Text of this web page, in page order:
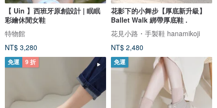
【 Uin 】西班牙原創設計 | 眠眠
彩繪休閒女鞋
特物館
NT$ 3,280
花影下的小舞步【厚底新升級】
Ballet Walk 綁帶厚底鞋 .
花見小路・手製鞋 hanamikoji
NT$ 2,480
免運 9 折 免運